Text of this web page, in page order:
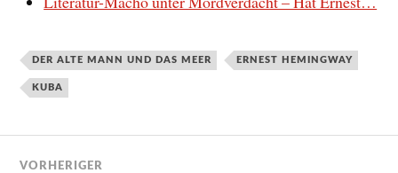
DER ALTE MANN UND DAS MEER ERNEST HEMINGWAY
KUBA
VORHERIGER